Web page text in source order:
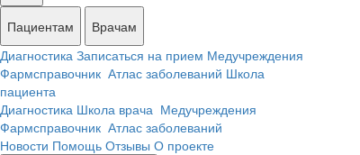
Пациентам
Врачам
Диагностика Записаться на прием Медучреждения
Фармсправочник Атлас заболеваний Школа
пациента
Диагностика Школа врача Медучреждения
Фармсправочник Атлас заболеваний
Новости Помощь Отзывы О проекте